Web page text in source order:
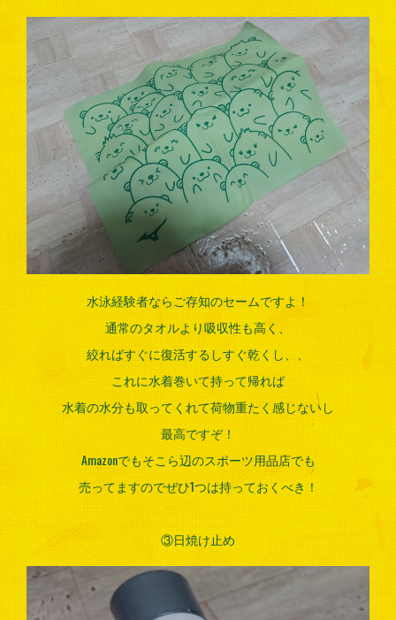
水泳経験者ならご存知のセームですよ！
通常のタオルより吸収性も高く、
絞ればすぐに復活するしすぐ乾くし、、
これに水着巻いて持って帰れば
水着の水分も取ってくれて荷物重たく感じないし
最高ですぞ！
Amazonでもそこら辺のスポーツ用品店でも
売ってますのでぜひ1つは持っておくべき！
③日焼け止め